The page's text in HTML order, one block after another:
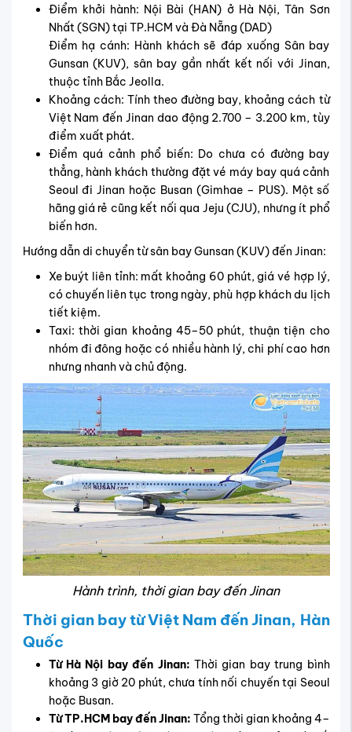
Điểm khởi hành: Nội Bài (HAN) ở Hà Nội, Tân Sơn
Nhất (SGN) tại TP.HCM và Đà Nẵng (DAD)
Điểm hạ cánh: Hành khách sẽ đáp xuống Sân bay
Gunsan (KUV), sân bay gần nhất kết nối với Jinan,
thuộc tỉnh Bắc Jeolla.
Khoảng cách: Tính theo đường bay, khoảng cách từ
Việt Nam đến Jinan dao động 2.700 – 3.200 km, tùy
điểm xuất phát.
Điểm quá cảnh phổ biến: Do chưa có đường bay
thẳng, hành khách thường đặt vé máy bay quá cảnh
Seoul đi Jinan hoặc Busan (Gimhae – PUS). Một số
hãng giá rẻ cũng kết nối qua Jeju (CJU), nhưng ít phổ
biến hơn.
Hướng dẫn di chuyển từ sân bay Gunsan (KUV) đến Jinan:
Xe buýt liên tỉnh: mất khoảng 60 phút, giá vé hợp lý,
có chuyến liên tục trong ngày, phù hợp khách du lịch
tiết kiệm.
Taxi: thời gian khoảng 45–50 phút, thuận tiện cho
nhóm đi đông hoặc có nhiều hành lý, chi phí cao hơn
nhưng nhanh và chủ động.
Hành trình, thời gian bay đến Jinan
Thời gian bay từ Việt Nam đến Jinan, Hàn
Quốc
Từ Hà Nội bay đến Jinan: Thời gian bay trung bình
khoảng 3 giờ 20 phút, chưa tính nối chuyến tại Seoul
hoặc Busan.
Từ TP.HCM bay đến Jinan: Tổng thời gian khoảng 4–